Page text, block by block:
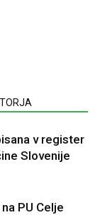
v register
Slovenije
PU Celje